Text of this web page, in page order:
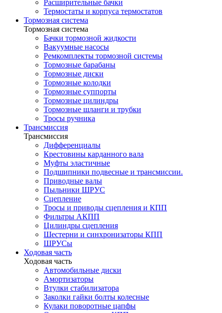
Расширительные бачки
Термостаты и корпуса термостатов
Тормозная система
Тормозная система
Бачки тормозной жидкости
Вакуумные насосы
Ремкомплекты тормозной системы
Тормозные барабаны
Тормозные диски
Тормозные колодки
Тормозные суппорты
Тормозные цилиндры
Тормозные шланги и трубки
Тросы ручника
Трансмиссия
Трансмиссия
Дифференциалы
Крестовины карданного вала
Муфты эластичные
Подшипники подвесные и трансмиссии.
Приводные валы
Пыльники ШРУС
Сцепление
Тросы и приводы сцепления и КПП
Фильтры АКПП
Цилиндры сцепления
Шестерни и синхронизаторы КПП
ШРУСы
Ходовая часть
Ходовая часть
Автомобильные диски
Амортизаторы
Втулки стабилизатора
Заколки гайки болты колесные
Кулаки поворотные цапфы